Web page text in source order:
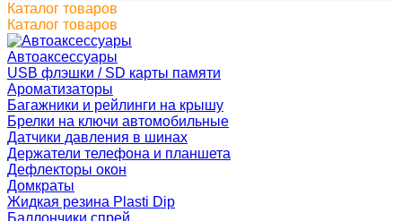
Каталог товаров
Каталог товаров
Автоаксессуары
USB флэшки / SD карты памяти
Ароматизаторы
Багажники и рейлинги на крышу
Брелки на ключи автомобильные
Датчики давления в шинах
Держатели телефона и планшета
Дефлекторы окон
Домкраты
Жидкая резина Plasti Dip
Баллончики спрей